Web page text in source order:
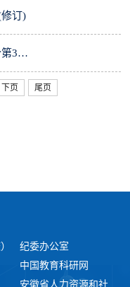
订)
高等学校学术委员会规程(教育部令第35号)
下页 尾页
纪委办公室
中国教育科研网
安徽省人力资源和社